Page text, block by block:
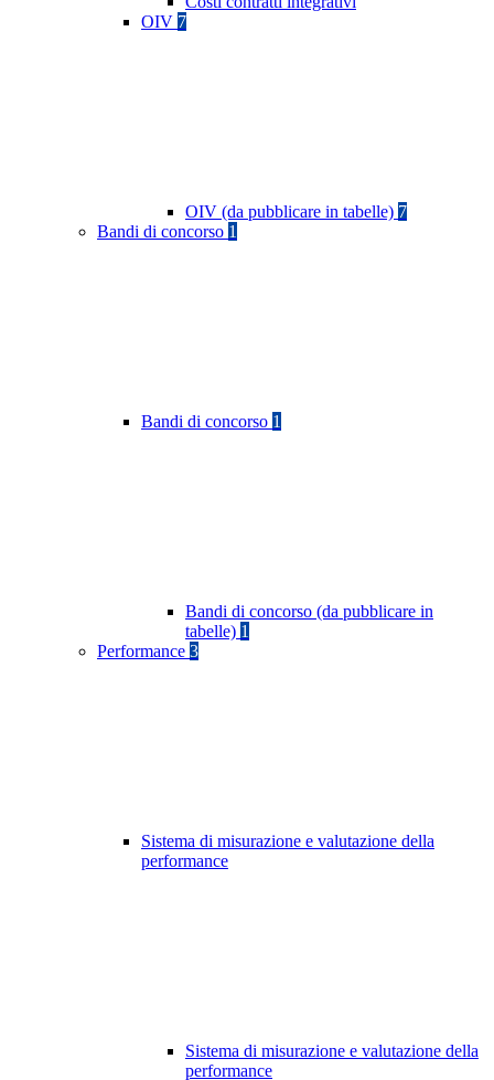
OIV 7
OIV (da pubblicare in tabelle) 7
Bandi di concorso 1
Bandi di concorso 1
Bandi di concorso (da pubblicare in
tabelle) 1
Performance 3
Sistema di misurazione e valutazione della
performance
Sistema di misurazione e valutazione della
performance